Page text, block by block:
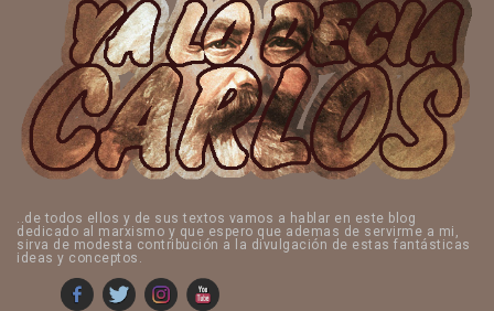
..de todos ellos y de sus textos vamos a hablar en este blog
dedicado al marxismo y que espero que ademas de servirme a mi,
sirva de modesta contribución a la divulgación de estas fantásticas
ideas y conceptos.